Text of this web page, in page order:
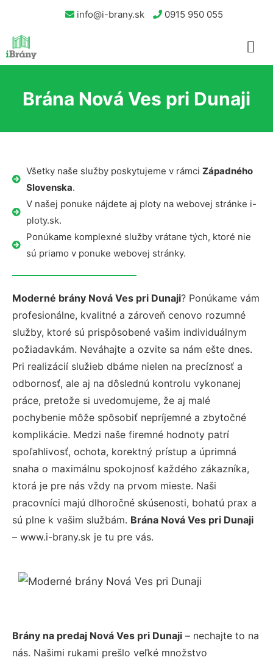
info@i-brany.sk 0915 950 055
Brána Nová Ves pri Dunaji
Všetky naše služby poskytujeme v rámci Západného
Slovenska.
V našej ponuke nájdete aj ploty na webovej stránke i-
ploty.sk.
Ponúkame komplexné služby vrátane tých, ktoré nie
sú priamo v ponuke webovej stránky.
Moderné brány Nová Ves pri Dunaji? Ponúkame vám
profesionálne, kvalitné a zároveň cenovo rozumné
služby, ktoré sú prispôsobené vašim individuálnym
požiadavkám. Neváhajte a ozvite sa nám ešte dnes.
Pri realizácií služieb dbáme nielen na precíznosť a
odbornosť, ale aj na dôslednú kontrolu vykonanej
práce, pretože si uvedomujeme, že aj malé
pochybenie môže spôsobiť nepríjemné a zbytočné
komplikácie. Medzi naše firemné hodnoty patrí
spoľahlivosť, ochota, korektný prístup a úprimná
snaha o maximálnu spokojnosť každého zákazníka,
ktorá je pre nás vždy na prvom mieste. Naši
pracovníci majú dlhoročné skúsenosti, bohatú prax a
sú plne k vašim službám. Brána Nová Ves pri Dunaji
– www.i-brany.sk je tu pre vás.
Brány na predaj Nová Ves pri Dunaji – nechajte to na
nás. Našimi rukami prešlo veľké množstvo